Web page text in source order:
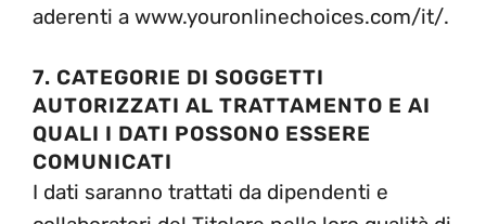
aderenti a www.youronlinechoices.com/it/.
7. CATEGORIE DI SOGGETTI
AUTORIZZATI AL TRATTAMENTO E AI
QUALI I DATI POSSONO ESSERE
COMUNICATI
I dati saranno trattati da dipendenti e